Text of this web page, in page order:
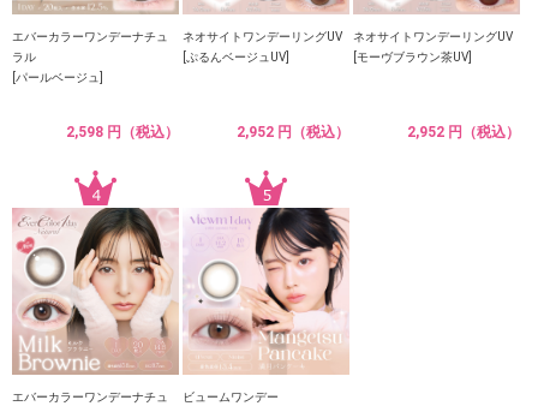
エバーカラーワンデーナチュ
ラル
[パールベージュ]
2,598 円（税込）
ネオサイトワンデーリングUV
[ぷるんベージュUV]
2,952 円（税込）
ネオサイトワンデーリングUV
[モーヴブラウン茶UV]
2,952 円（税込）
エバーカラーワンデーナチュ
ビュームワンデー